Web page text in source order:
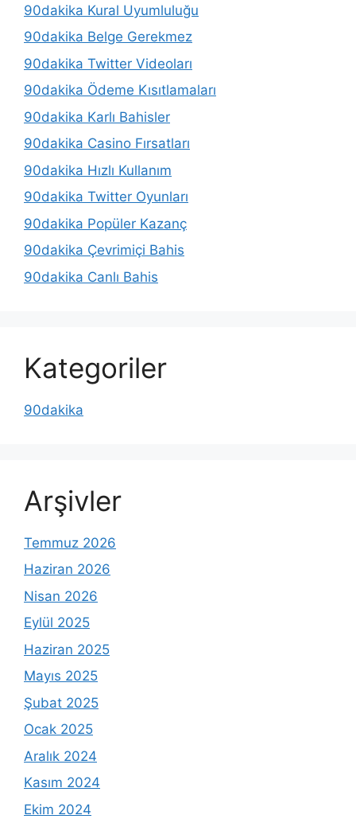
90dakika Kural Uyumluluğu
90dakika Belge Gerekmez
90dakika Twitter Videoları
90dakika Ödeme Kısıtlamaları
90dakika Karlı Bahisler
90dakika Casino Fırsatları
90dakika Hızlı Kullanım
90dakika Twitter Oyunları
90dakika Popüler Kazanç
90dakika Çevrimiçi Bahis
90dakika Canlı Bahis
Kategoriler
90dakika
Arşivler
Temmuz 2026
Haziran 2026
Nisan 2026
Eylül 2025
Haziran 2025
Mayıs 2025
Şubat 2025
Ocak 2025
Aralık 2024
Kasım 2024
Ekim 2024